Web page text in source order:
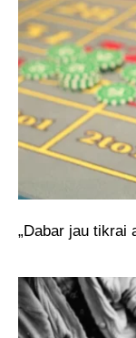
„Dabar jau tikrai